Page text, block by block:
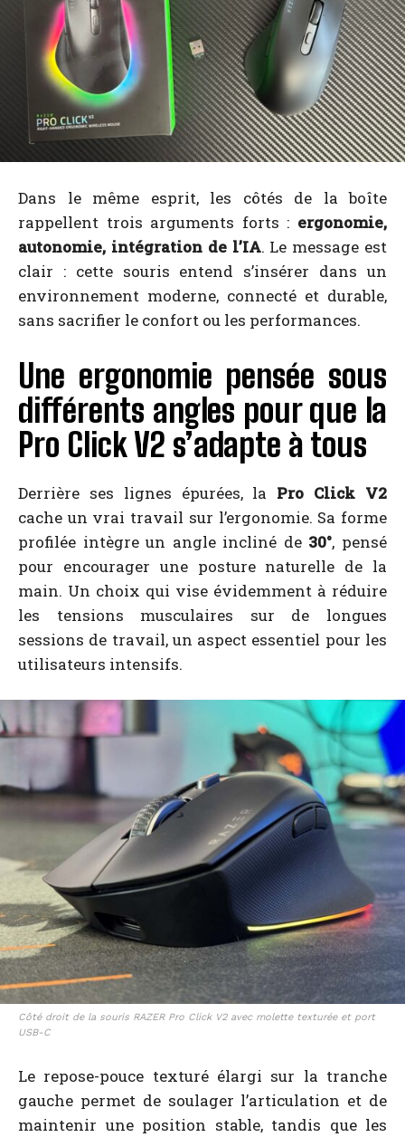
Dans le même esprit, les côtés de la boîte
rappellent trois arguments forts : ergonomie,
autonomie, intégration de l’IA. Le message est
clair : cette souris entend s’insérer dans un
environnement moderne, connecté et durable,
sans sacrifier le confort ou les performances.
Une ergonomie pensée sous
différents angles pour que la
Pro Click V2 s’adapte à tous
Derrière ses lignes épurées, la Pro Click V2
cache un vrai travail sur l’ergonomie. Sa forme
profilée intègre un angle incliné de 30°, pensé
pour encourager une posture naturelle de la
main. Un choix qui vise évidemment à réduire
les tensions musculaires sur de longues
sessions de travail, un aspect essentiel pour les
utilisateurs intensifs.
Côté droit de la souris RAZER Pro Click V2 avec molette texturée et port
USB-C
Le repose-pouce texturé élargi sur la tranche
gauche permet de soulager l’articulation et de
maintenir une position stable, tandis que les